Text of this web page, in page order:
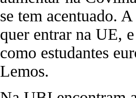
se tem acentuado.
quer entrar na UE,
como estudantes
Lemos.